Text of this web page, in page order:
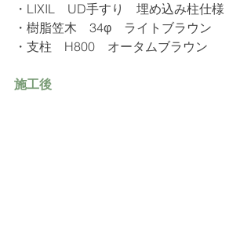
・ LIXIL　UD手すり　埋め込み柱仕様
・樹脂笠木　34φ　ライトブラウン
・支柱　H800　オータムブラウン
施工後